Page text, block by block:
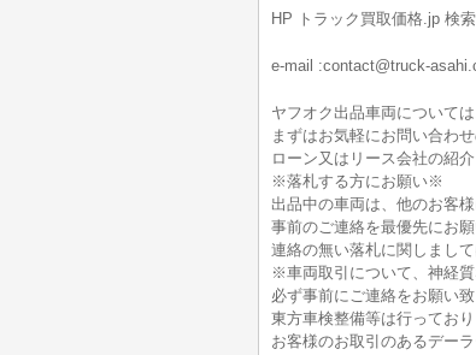
HP トラック買取価格.jp 検索
e-mail :contact@truck-
ヤフオク出品車両について
まずはお気軽にお問い合わ
ローン又はリース会社の紹
※落札する方にお願い※
出品中の車両は、他のお客
事前のご連絡を最優先にお願
連絡の無い落札に関しまし
※車両取引について、神経質
必ず事前にご連絡をお願い致
東方車検整備等は行ってお
お客様のお取引のあるデー